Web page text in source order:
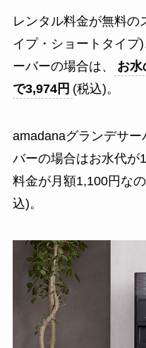
レンタル料金が無料
イプ・ショートタイプ
ーバーの場合は、
お水
で3,974円 (税込)。
amadanaグランデサ
バーの場合はお水代が
料金が月額1,100円な
込)。